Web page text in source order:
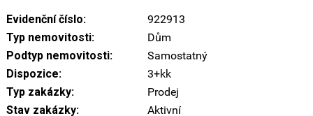
Evidenční číslo:
922913
Typ nemovitosti:
Dům
Podtyp nemovitosti:
Samostatný
Dispozice:
3+kk
Typ zakázky:
Prodej
Stav zakázky:
Aktivní